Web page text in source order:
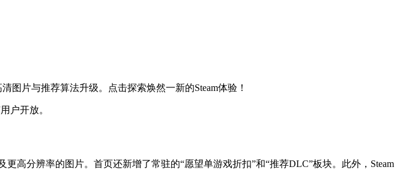
图片与推荐算法升级。点击探索焕然一新的Steam体验！
户开放。
高分辨率的图片。首页还新增了常驻的“愿望单游戏折扣”和“推荐DLC”板块。此外，Steam